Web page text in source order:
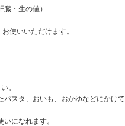
・生の値）
使いいただけます。
。
パスタ、おいも、おかゆなどにかけて
になれます。